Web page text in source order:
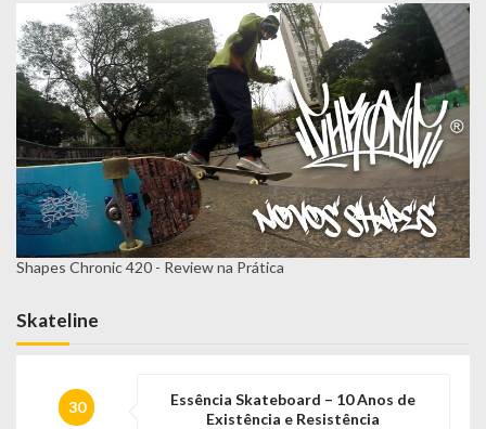
Shapes Chronic 420 - Review na Prática
Skateline
30
Essência Skateboard – 10 Anos de
Existência e Resistência